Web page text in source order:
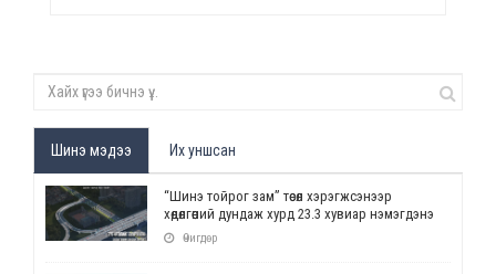
Шинэ мэдээ Их уншсан
“Шинэ тойрог зам” төсөл хэрэгжсэнээр
хөдөлгөөний дундаж хурд 23.3 хувиар нэмэгдэнэ
Өчигдөр